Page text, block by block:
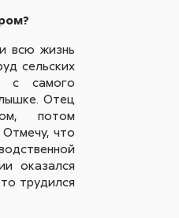
всю жизнь
сельских
с самого
Отец
потом
что
оказался
трудился